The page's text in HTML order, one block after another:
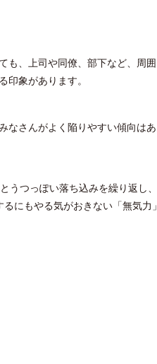
も、上司や同僚、部下など、周囲
象があります。
なさんがよく陥りやすい傾向はあ
つっぽい落ち込みを繰り返し、
にもやる気がおきない「無気力」